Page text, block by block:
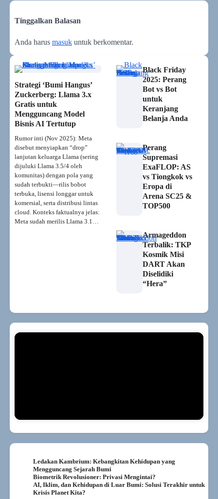
Tinggalkan Balasan
Anda harus masuk untuk berkomentar.
Strategi ‘Bumi Hangus’
Zuckerberg: Llama 3.x
Gratis untuk
Mengguncang Model
Bisnis AI Tertutup
Rumor inti (Nov 2025): Meta
disebut menyiapkan “drop”
lanjutan keluarga Llama (sering
dijuluki Llama 3.5/4 oleh
komunitas) dengan pola yang
sudah terbukti—rilis bobot
terbuka, lisensi longgar untuk
komersial, serta distribusi lintas
cloud. Konteks faktualnya jelas:
Meta sudah merilis Llama 3.1…
Black Friday
2025: Perang
Bot vs Bot
untuk
Keranjang
Belanja Anda
Perang
Supremasi
ExaFLOP: AS
vs Tiongkok vs
Eropa di
Arena SC25 &
TOP500
Armageddon
Terbalik: TKP
Kosmik Misi
DART Akan
Diselidiki
“Hera”
Ledakan Kambrium: Kebangkitan Kehidupan yang
Mengguncang Sejarah Bumi
Biometrik Revolusioner: Privasi Mengintai?
AI, Iklim, dan Kehidupan di Luar Bumi: Solusi Terakhir untuk
Krisis Planet Kita?